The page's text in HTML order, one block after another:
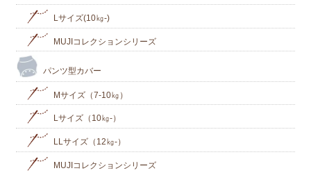
Lサイズ(10㎏‐)
MUJIコレクションシリーズ
パンツ型カバー
Mサイズ（7-10㎏）
Lサイズ（10㎏-）
LLサイズ（12㎏-）
MUJIコレクションシリーズ